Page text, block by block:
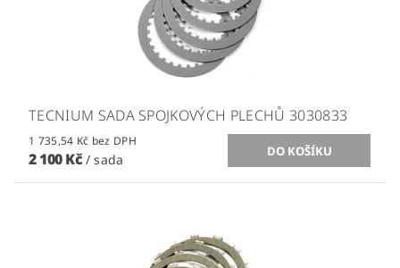
TECNIUM SADA SPOJKOVÝCH PLECHŮ 3030833
1 735,54 Kč bez DPH
2 100 Kč / sada